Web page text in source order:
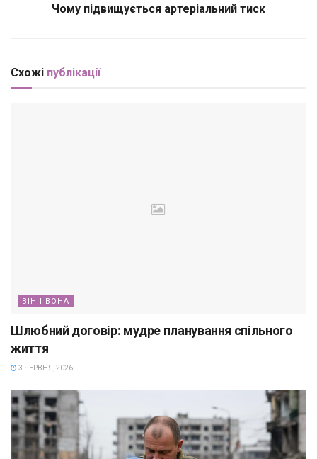
Чому підвищується артеріальний тиск
Схожі публікації
ВІН І ВОНА
Шлюбний договір: мудре планування спільного
життя
3 ЧЕРВНЯ, 2026